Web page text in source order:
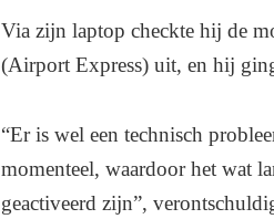
Via zijn laptop checkte hij de
(Airport Express) uit, en hij
“Er is wel een technisch
momenteel, waardoor het wat
geactiveerd zijn”,